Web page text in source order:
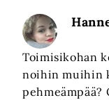
Toimisikohan
noihin muihin